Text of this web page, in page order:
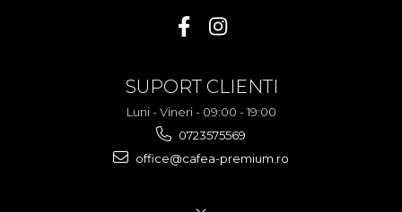
SUPORT CLIENTI
Luni - Vineri - 09:00 - 19:00
0723575569
office@cafea-premium.ro